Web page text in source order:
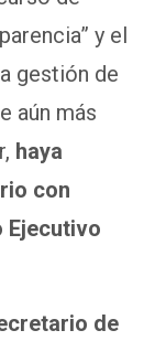
y el
gestión de
aún más
haya
con
Ejecutivo
de